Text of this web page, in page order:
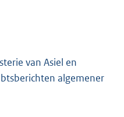
van Asiel en
algemener